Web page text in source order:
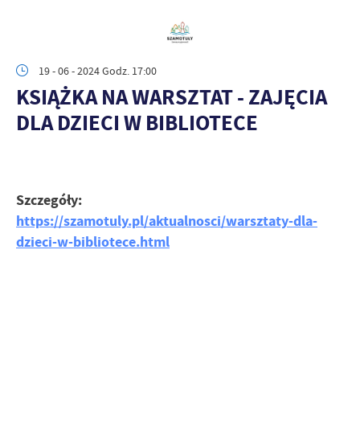
19 - 06 - 2024 Godz. 17:00
KSIĄŻKA NA WARSZTAT - ZAJĘCIA
DLA DZIECI W BIBLIOTECE
Szczegóły:
https://szamotuly.pl/aktualnosci/warsztaty-dla-
dzieci-w-bibliotece.html